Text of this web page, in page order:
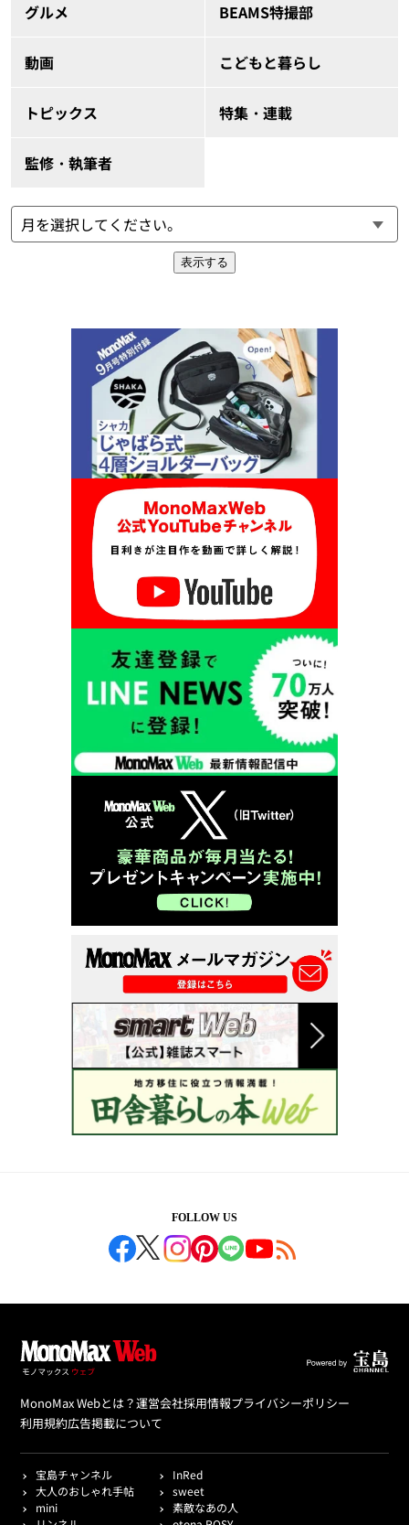
グルメ BEAMS特撮部
動画 こどもと暮らし
トピックス 特集・連載
監修・執筆者
表示する
FOLLOW US
MonoMax Webとは？運営会社採用情報プライバシーポリシー
利用規約広告掲載について
宝島チャンネル
InRed
大人のおしゃれ手帖
sweet
mini
素敵なあの人